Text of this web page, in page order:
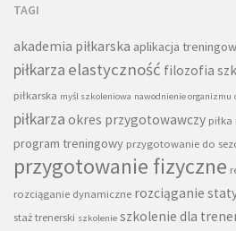
TAGI
akademia piłkarska aplikacja
piłkarza elastyczność filozofia
piłkarska myśl szkoleniowa nawodnienie organizmu
piłkarza okres przygotowawczy
program treningowy przygotowanie do
przygotowanie fizyczne
rozciąganie dynamiczne rozciąganie
staż trenerski szkolenie szkolenie dla